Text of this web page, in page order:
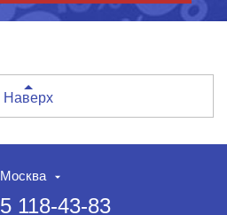
Наверх
Москва
118-43-83